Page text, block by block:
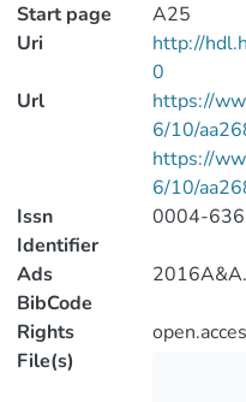
Start page
A25
Uri
http://
0
Url
https://
6/10/
https://
6/10/
Issn
Identifier
0004-
Ads
BibCode
Rights
File(s)